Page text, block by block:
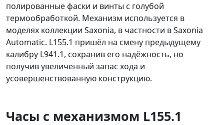
полированные фаски и винты с голубой
термообработкой. Механизм используется в
моделях коллекции Saxonia, в частности в Saxonia
Automatic. L155.1 пришёл на смену предыдущему
калибру L941.1, сохранив его надёжность, но
получив увеличенный запас хода и
усовершенствованную конструкцию.
Часы с механизмом L155.1